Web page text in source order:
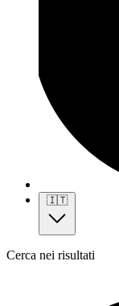
🇮🇹
Cerca nei risultati